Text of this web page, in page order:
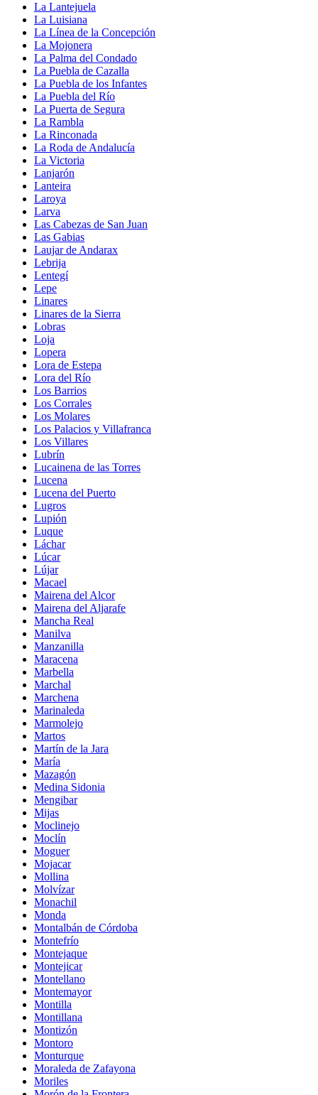
La Lantejuela
La Luisiana
La Línea de la Concepción
La Mojonera
La Palma del Condado
La Puebla de Cazalla
La Puebla de los Infantes
La Puebla del Río
La Puerta de Segura
La Rambla
La Rinconada
La Roda de Andalucía
La Victoria
Lanjarón
Lanteira
Laroya
Larva
Las Cabezas de San Juan
Las Gabias
Laujar de Andarax
Lebrija
Lentegí
Lepe
Linares
Linares de la Sierra
Lobras
Loja
Lopera
Lora de Estepa
Lora del Río
Los Barrios
Los Corrales
Los Molares
Los Palacios y Villafranca
Los Villares
Lubrín
Lucainena de las Torres
Lucena
Lucena del Puerto
Lugros
Lupión
Luque
Láchar
Lúcar
Lújar
Macael
Mairena del Alcor
Mairena del Aljarafe
Mancha Real
Manilva
Manzanilla
Maracena
Marbella
Marchal
Marchena
Marinaleda
Marmolejo
Martos
Martín de la Jara
María
Mazagón
Medina Sidonia
Mengibar
Mijas
Moclinejo
Moclín
Moguer
Mojacar
Mollina
Molvízar
Monachil
Monda
Montalbán de Córdoba
Montefrío
Montejaque
Montejicar
Montellano
Montemayor
Montilla
Montillana
Montizón
Montoro
Monturque
Moraleda de Zafayona
Moriles